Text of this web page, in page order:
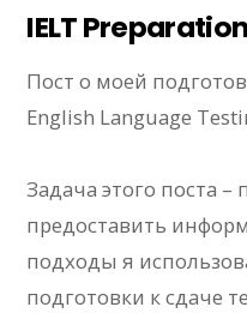
IELT
Пост о моей
English Language
Задача этого поста
предоставить
подходы я
подготовки к сдаче